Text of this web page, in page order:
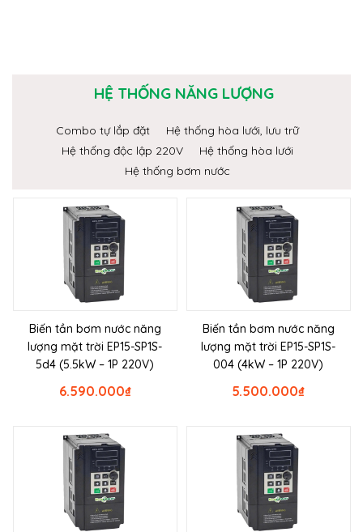
HỆ THỐNG NĂNG LƯỢNG
Combo tự lắp đặt
Hệ thống hòa lưới, lưu trữ
Hệ thống độc lập 220V
Hệ thống hòa lưới
Hệ thống bơm nước
Biến tần bơm nước năng
lượng mặt trời EP15-SP1S-
5d4 (5.5kW – 1P 220V)
₫
6.590.000
Biến tần bơm nước năng
lượng mặt trời EP15-SP1S-
004 (4kW – 1P 220V)
₫
5.500.000